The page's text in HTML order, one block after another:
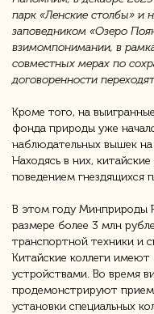
парк «Ленские столбы»
заповедником «Озеро
взимомпонимании, в
совместных мерах по
договоренности
Кроме того, на
фонда природы уже
наблюдательных вышек
Находясь в них,
поведением гнездящихся
В этом году Минприроды
размере более 3 млн
транспортной техники и
Китайские коллеги
устройствами. Во время
продемонстрируют
установки специальных